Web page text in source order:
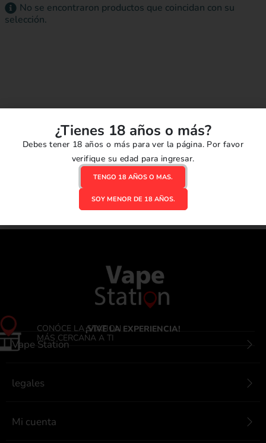
No se encontraron productos que coincidan con su
selección.
ENVIOS RÁPIDOS COMPRAS SEGURAS
Confianza y seguridad
DEVOLUCIONES
Brindamos seguridad en tu
PROMOCIONES
Las mejores ofertas en vapes.
¡VIVE LA EXPERIENCIA!
CONÓCE LA STATION
MÁS CERCANA A TI
Vape Station
legales
Mi cuenta
¿Tienes 18 años o más?
Debes tener 18 años o más para ver la página. Por favor
verifique su edad para ingresar.
TENGO 18 AÑOS O MAS.
SOY MENOR DE 18 AÑOS.